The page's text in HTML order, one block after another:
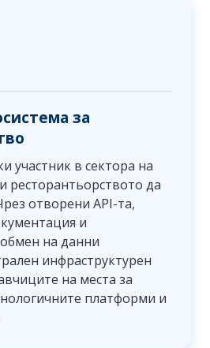
за
участник в сектора на
ресторантьорството да
отворени API-та,
и
на данни
инфраструктурен
на места за
платформи и